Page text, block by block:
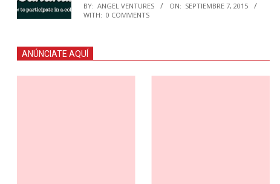
BY: ANGEL VENTURES ON: SEPTIEMBRE 7, 2015
WITH: 0 COMMENTS
ANÚNCIATE AQUÍ